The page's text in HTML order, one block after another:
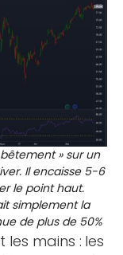
» sur un
Il encaisse 5-6
le point haut.
simplement la
de plus de 50%
les mains : les